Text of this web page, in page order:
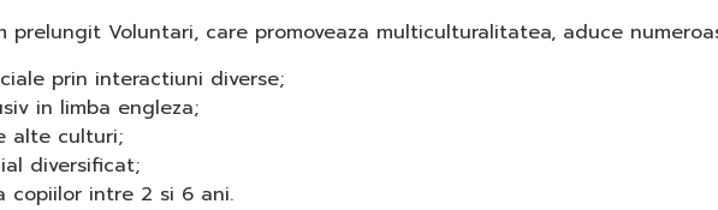
Voluntari, care promoveaza multiculturalitatea, aduce
prin interactiuni diverse;
in limba engleza;
alte culturi;
diversificat;
copiilor intre 2 si 6 ani.